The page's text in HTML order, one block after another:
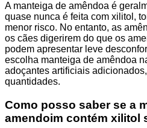
A manteiga de amêndoa é
quase nunca é feita com xilitol,
menor risco. No entanto, as
os cães digerirem do que os
podem apresentar leve
escolha manteiga de amêndoa
adoçantes artificiais
quantidades.
Como posso saber se a
amendoim contém xilitol